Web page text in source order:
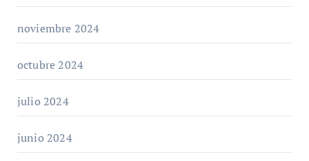
noviembre 2024
octubre 2024
julio 2024
junio 2024